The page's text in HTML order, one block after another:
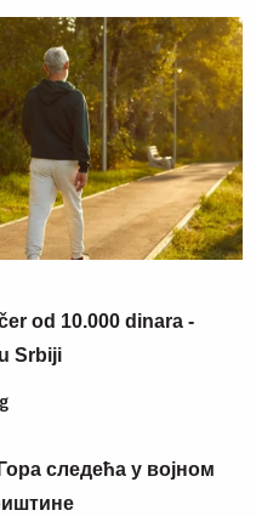
od 10.000 dinara -
Srbiji
следећа у војном